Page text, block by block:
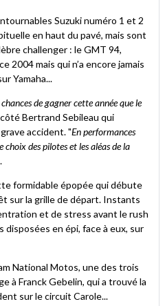
Suzuki numéro 1 et 2
en haut du pavé, mais sont
challenger : le GMT 94,
2004 mais qui n’a encore jamais
Yamaha...
de gagner cette année que le
Bertrand Sebileau qui
accident. "En performances
des pilotes et les aléas de la
formidable épopée qui débute
sur la grille de départ. Instants
et de stress avant le rush
en épi, face à eux, sur
National Motos, une des trois
à Franck Gebelin, qui a trouvé la
sur le circuit Carole...